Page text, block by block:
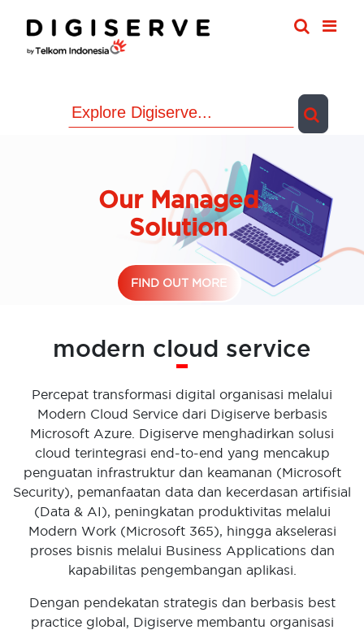
content
Our Managed
Solution
FIND OUT MORE
modern cloud service
Percepat transformasi digital organisasi melalui
Modern Cloud Service dari Digiserve berbasis
Microsoft Azure. Digiserve menghadirkan solusi
cloud terintegrasi end-to-end yang mencakup
penguatan infrastruktur dan keamanan (Microsoft
Security), pemanfaatan data dan kecerdasan artifisial
(Data & AI), peningkatan produktivitas melalui
Modern Work (Microsoft 365), hingga akselerasi
proses bisnis melalui Business Applications dan
kapabilitas pengembangan aplikasi.
Dengan pendekatan strategis dan berbasis best
practice global, Digiserve membantu organisasi